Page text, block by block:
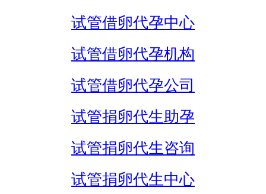
试管借卵代孕中心
试管借卵代孕机构
试管借卵代孕公司
试管捐卵代生助孕
试管捐卵代生咨询
试管捐卵代生中心